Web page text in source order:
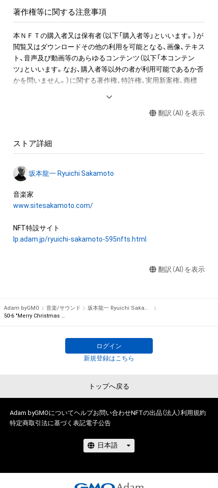
坂本龍一」の場合は、1小節目の1音目のNFTを表す。
音源に関しては下記法則に沿っています。
1. 該当音の切り出しは、右手のトップノートが基準です。
2. 音終わりが欠けてしまう該当音については、2小節分の長さで
書き出しています。
3. 各小節のラストノート（最後の1音）は、次の小節に渡って音が
響いています。切り出した音を小節内の楽譜と同じ正しい位置
WAVデータでは位置を調整し、1秒前に配置しています。
“Merry Christmas Mr. Lawrence” by Ryuichi Sakamoto
One of Ryuichi Sakamoto’s signature pieces, “Merry
Christmas Mr. Lawrence - 2021”, was recorded at Bunkamura
Studio in Tokyo on July 30th, 2021, while fighting against
illness, his only recording of this work in 2021. The 595 music
one by one and converted into a unique NFT.
note is numbered for each bar, composing a total of 595
There is only one item for each note in the world, being the
first NFT by Ryuichi Sakamoto.
Furthermore, the owners of this collectible NFT item can join
the auction for “NFT for the rights to obtain “Merry
Christmas Mr. Lawrence” by Ryuichi Sakamoto handwritten
buyer benefit for this NFT is the limited download link for WAV
file of the full version of “Merry Christmas Mr. Lawrence -
2021”, which will be sent via email at a later date.
The part “X-X” added to the beginning of the NFT item name
represents the bar number and the note number within the
Ryuichi Sakamoto 坂本龍一”, it indicates the NFT for the 1st
著作権等に関する注意事項
本ＮＦＴの購入者又は保有者（以下「購入者等」といいます。）が
閲覧又はダウンロードその他の利用を可能となる、画像、テキス
ト、音声及び動画等のあらゆるコンテンツ（以下「本コンテン
ツ」といいます。なお、購入者等以外の者が利用可能であるか否
かを問いません。）に関する著作権、特許権、実用新案権、商標
冬舎に留保されます。すなわち、本ＮＦＴ又は本コンテンツに
けることを意味しません。
したがって、本ＮＦＴ等の保有者であっても、本コンテンツの権
利者である坂本龍一及び株式会社幻冬舎（またはこれらの者の
承継人若しくは管理委託先）から別途の承諾を得ずに、個人によ
る閲覧の範囲を超えた利用、商用利用その他の法律上権利者の
ースエンジニアリングを含みますが、これらに限りません。)を
行うことはできません。
瑕疵（安全性、信頼性、正確性、完全性、有効性、特定の目的への
ることを保証するものでなく、当該瑕疵又は購入者等が使用す
るコンピューター、回線、ソフトウェア若しくはプラットフォー
ないものとします。また当社は、本サービスに関して、購入者等
と第三者との間において生じた取引、連絡または紛争等につい
て一切責任を負わないものとします。
責が制限される場合、株式会社幻冬舎の責任は、債務不履行また
賠償金額の上限は、本ＮＦＴに関して株式会社幻冬舎が最初に
購入者から販売代金として受領した金額とします。ただし、当
社の故意又は重過失に起因する場合はこれらの限定を設けずに
賠償をするものとします。
●Cautions Regarding Copyrights
翻訳（AI）を表示
ストア詳細
坂本龍一 Ryuichi Sakamoto
www.sitesakamoto.com/
lp.adam.jp/ryuichi-sakamoto-595nfts.html
翻訳（AI）を表示
Adam byGMO 音楽/サウンド
坂本龍一 Ryuichi Sakamoto
50-6 "Merry Christmas Mr. Lawrence" Ryuichi Sakamoto 坂本 龍一
ログイン
新規登録はこちら
トップへ戻る
Adam byGMOについてヘルプお問い合わせNFTの出品（法人）利用規約
特定商取引法に基づく表記電子公告